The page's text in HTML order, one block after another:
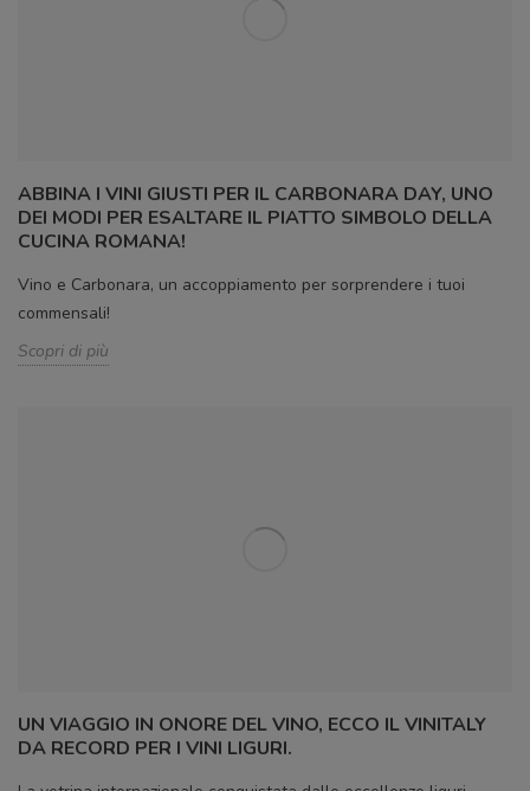
ABBINA I VINI GIUSTI PER IL CARBONARA DAY, UNO
DEI MODI PER ESALTARE IL PIATTO SIMBOLO DELLA
CUCINA ROMANA!
Vino e Carbonara, un accoppiamento per sorprendere i tuoi
commensali!
Scopri di più
UN VIAGGIO IN ONORE DEL VINO, ECCO IL VINITALY
DA RECORD PER I VINI LIGURI.